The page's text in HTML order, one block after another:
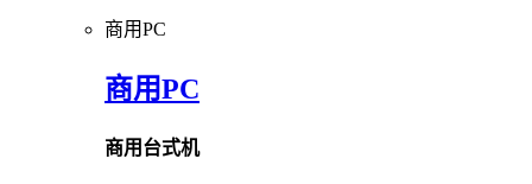
商用PC
商用PC
商用台式机